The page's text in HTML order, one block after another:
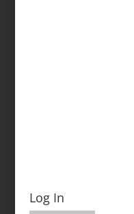
Log In